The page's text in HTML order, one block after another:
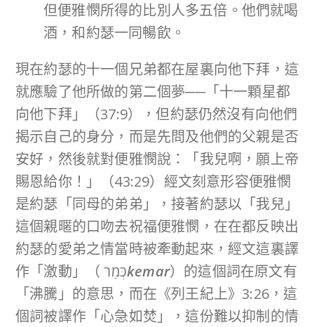
但便雅憫所得的比別人多五倍。他們就喝
酒，和約瑟一同暢飲。
現在約瑟的十一個兄弟都在屋裏向他下拜，這
就應驗了他所做的第二個夢──「十一顆星都
向他下拜」（37:9），但約瑟仍然沒有向他們
揭示自己的身分，而是先問及他們的父親是否
安好，然後就對便雅憫說：「我兒啊，願上帝
賜恩給你！」（43:29）經文刻意形容便雅憫
是約瑟「同母的弟弟」，接著約瑟以「我兒」
這個親暱的口吻去祝福便雅憫，在在都反映出
約瑟的愛弟之情當時被牽動起來，經文這裏譯
作「激動」（ כְּמַרkemar）的這個詞在原文有
「沸騰」的意思，而在《列王紀上》3:26，這
個詞被譯作「心急如焚」，這份難以抑制的情